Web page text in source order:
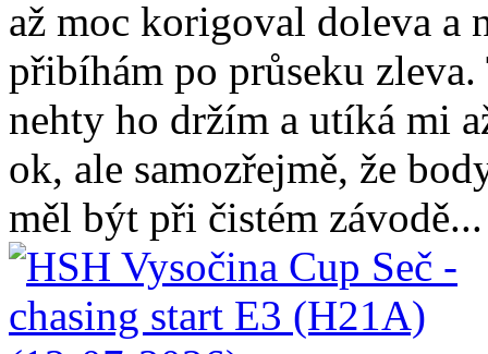
až moc korigoval doleva a
přibíhám po průseku
nehty ho držím a utíká mi
ok, ale samozřejmě, že
měl být při čistém závodě...